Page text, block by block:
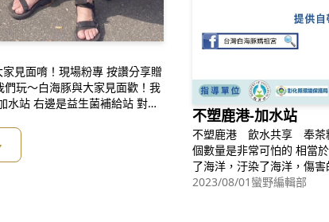
見面唷！現場粉專 按讚分享贈
玩～白海豚與大家見面歡！我
水站 右邊是益生菌補給站 對面
....../2023/mis
不塑鹿港-加水站
不塑鹿港 飲水共享 奉茶精神 每年全球人們使用5000億個寶特
個數量是非常可怕的 相當
了海洋，汙染了海洋，傷
身為古蹟觀光重鎮，每當假
常可觀！於是我們募集了
可以自發性的帶起我們的
2023/08/01 蠻野編輯部